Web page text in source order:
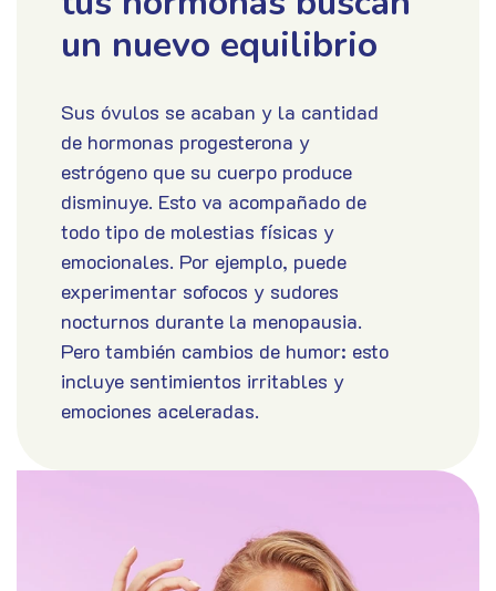
un nuevo equilibrio
Sus óvulos se acaban y la cantidad
de hormonas progesterona y
estrógeno que su cuerpo produce
disminuye. Esto va acompañado de
todo tipo de molestias físicas y
emocionales. Por ejemplo, puede
experimentar sofocos y sudores
nocturnos durante la menopausia.
Pero también cambios de humor: esto
incluye sentimientos irritables y
emociones aceleradas.